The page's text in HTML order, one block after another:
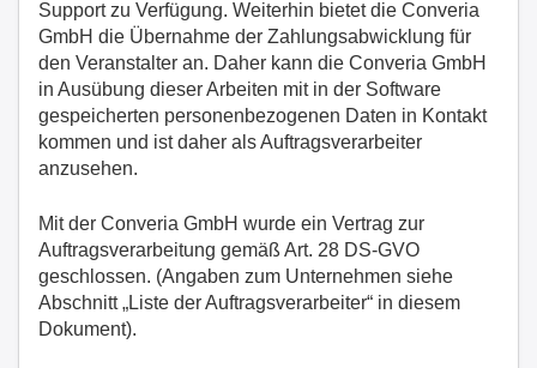
Support zu Verfügung. Weiterhin bietet die Converia
GmbH die Übernahme der Zahlungsabwicklung für
den Veranstalter an. Daher kann die Converia GmbH
in Ausübung dieser Arbeiten mit in der Software
gespeicherten personenbezogenen Daten in Kontakt
kommen und ist daher als Auftragsverarbeiter
anzusehen.
Mit der Converia GmbH wurde ein Vertrag zur
Auftragsverarbeitung gemäß Art. 28 DS-GVO
geschlossen. (Angaben zum Unternehmen siehe
Abschnitt „Liste der Auftragsverarbeiter“ in diesem
Dokument).